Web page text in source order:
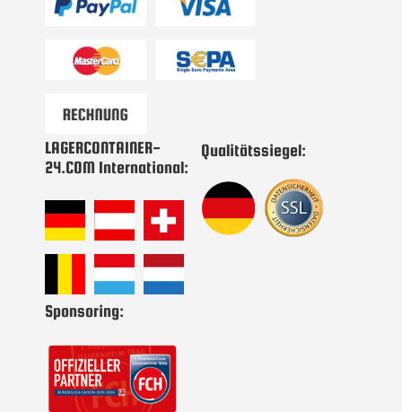
LAGERCONTAINER-
24.COM International:
Qualitätssiegel:
Sponsoring: